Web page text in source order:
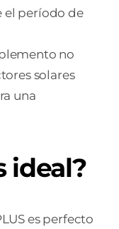
el período de
no
solares
una
ideal?
es perfecto